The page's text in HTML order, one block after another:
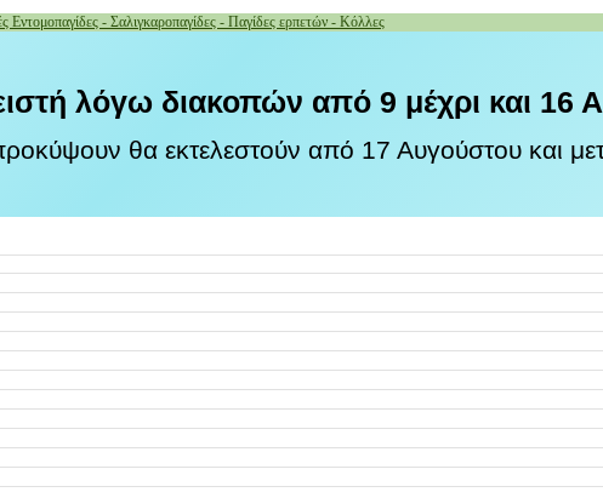
Εντομοπαγίδες - Σαλιγκαροπαγίδες - Παγίδες ερπετών - Κόλλες
λόγω διακοπών από 9 μέχρι και 16
θα εκτελεστούν από 17 Αυγούστου και